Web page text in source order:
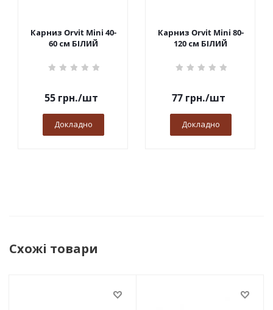
Карниз Orvit Mini 40-
60 см БІЛИЙ
55грн./шт
Докладно
Карниз Orvit Mini 80-
120 см БІЛИЙ
77грн./шт
Докладно
Схожі товари